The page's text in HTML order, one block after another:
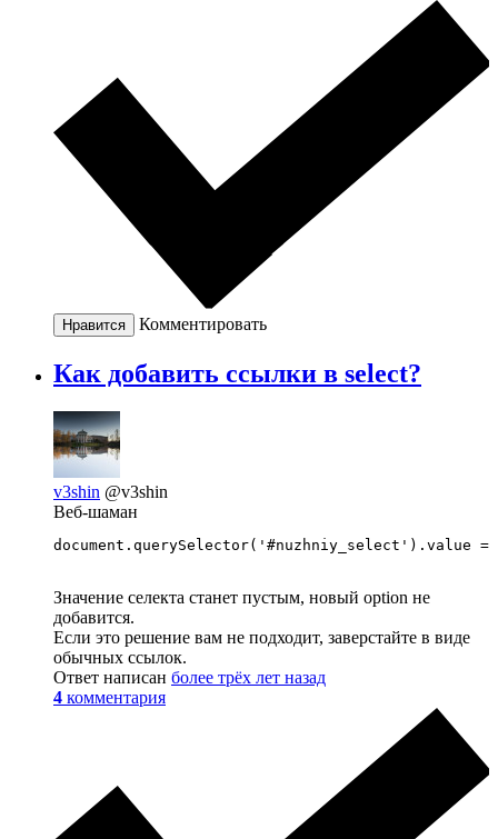
Нравится Комментировать
Как добавить ссылки в select?
v3shin @v3shin
Веб-шаман
document.querySelector('#nuzhniy_select').value
Значение селекта станет пустым, новый option не
добавится.
Если это решение вам не подходит, заверстайте в виде
обычных ссылок.
Ответ написан более трёх лет назад
4 комментария